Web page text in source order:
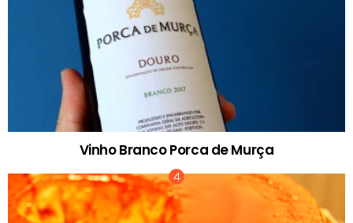
Vinho Branco Porca de Murça